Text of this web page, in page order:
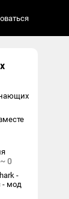
~0
-
- мод